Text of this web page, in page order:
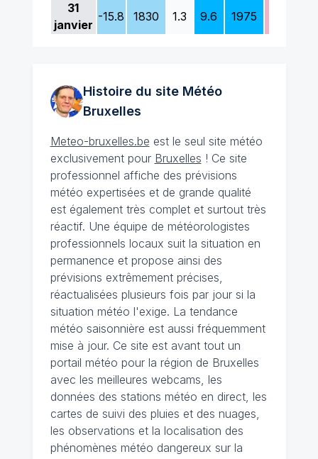
31
janvier
-15.8 1830 1.3 9.6 1975
Histoire du site Météo
Bruxelles
Meteo-bruxelles.be est le seul site météo
exclusivement pour Bruxelles ! Ce site
professionnel affiche des prévisions
météo expertisées et de grande qualité
est également très complet et surtout très
réactif. Une équipe de météorologistes
professionnels locaux suit la situation en
permanence et propose ainsi des
prévisions extrêmement précises,
réactualisées plusieurs fois par jour si la
situation météo l'exige. La tendance
météo saisonnière est aussi fréquemment
mise à jour. Ce site est avant tout un
portail météo pour la région de Bruxelles
avec les meilleures webcams, les
données des stations météo en direct, les
cartes de suivi des pluies et des nuages,
les observations et la localisation des
phénomènes météo dangereux sur la